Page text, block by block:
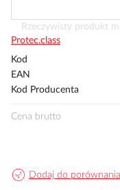
Przejdź
na
początek
Rzeczywisty produkt
Protec.class
Kod
EAN
Kod Producenta
Cena brutto
Dodaj do porównania